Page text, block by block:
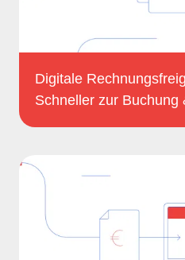
Digitale
Schneller zur Buchung